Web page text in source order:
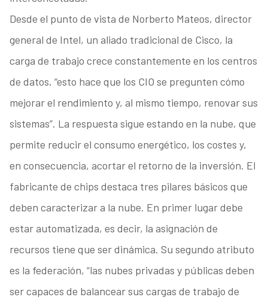
Desde el punto de vista de Norberto Mateos, director
general de Intel, un aliado tradicional de Cisco, la
carga de trabajo crece constantemente en los centros
de datos, “esto hace que los CIO se pregunten cómo
mejorar el rendimiento y, al mismo tiempo, renovar sus
sistemas”. La respuesta sigue estando en la nube, que
permite reducir el consumo energético, los costes y,
en consecuencia, acortar el retorno de la inversión. El
fabricante de chips destaca tres pilares básicos que
deben caracterizar a la nube. En primer lugar debe
estar automatizada, es decir, la asignación de
recursos tiene que ser dinámica. Su segundo atributo
es la federación, “las nubes privadas y públicas deben
ser capaces de balancear sus cargas de trabajo de